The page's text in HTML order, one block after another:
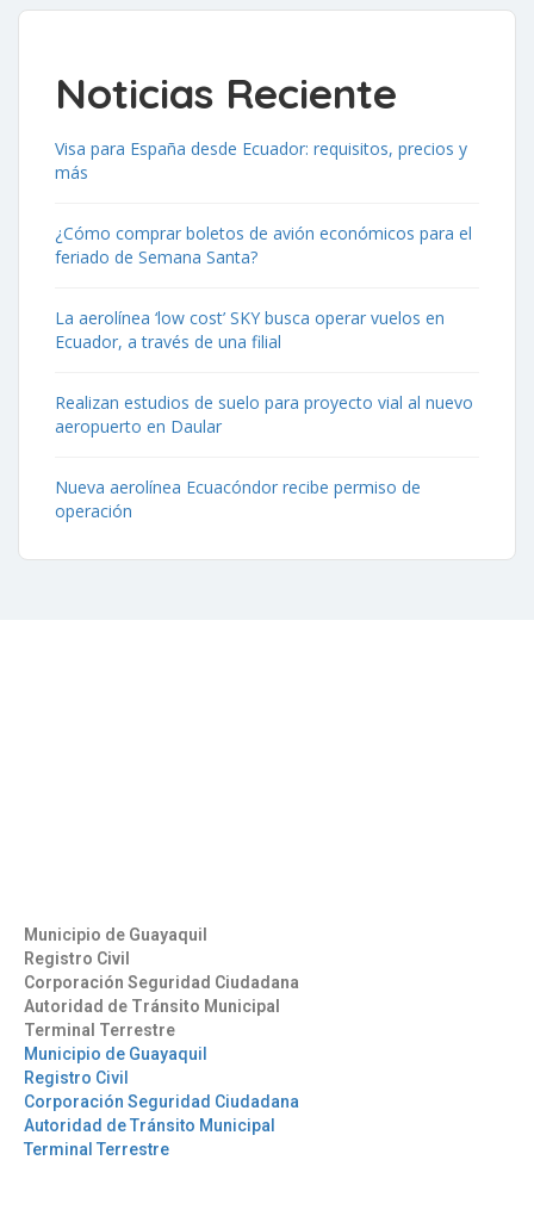
Noticias Reciente
Visa para España desde Ecuador: requisitos, precios y
más
¿Cómo comprar boletos de avión económicos para el
feriado de Semana Santa?
La aerolínea ‘low cost’ SKY busca operar vuelos en
Ecuador, a través de una filial
Realizan estudios de suelo para proyecto vial al nuevo
aeropuerto en Daular
Nueva aerolínea Ecuacóndor recibe permiso de
operación
Municipio de Guayaquil
Registro Civil
Corporación Seguridad Ciudadana
Autoridad de Tránsito Municipal
Terminal Terrestre
Municipio de Guayaquil
Registro Civil
Corporación Seguridad Ciudadana
Autoridad de Tránsito Municipal
Terminal Terrestre